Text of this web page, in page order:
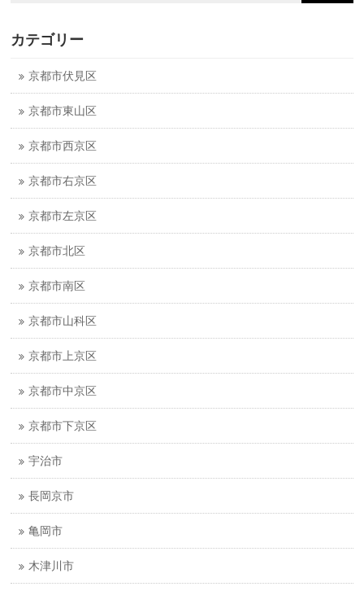
カテゴリー
京都市伏見区
京都市東山区
京都市西京区
京都市右京区
京都市左京区
京都市北区
京都市南区
京都市山科区
京都市上京区
京都市中京区
京都市下京区
宇治市
長岡京市
亀岡市
木津川市